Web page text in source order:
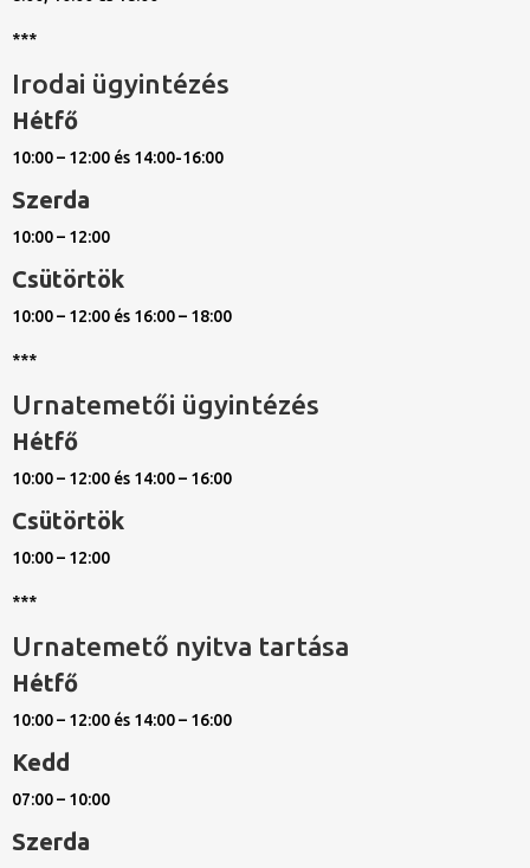
***
Irodai ügyintézés
Hétfő
10:00 – 12:00 és 14:00-16:00
Szerda
10:00 – 12:00
Csütörtök
10:00 – 12:00 és 16:00 – 18:00
***
Urnatemetői ügyintézés
Hétfő
10:00 – 12:00 és 14:00 – 16:00
Csütörtök
10:00 – 12:00
***
Urnatemető nyitva tartása
Hétfő
10:00 – 12:00 és 14:00 – 16:00
Kedd
07:00 – 10:00
Szerda